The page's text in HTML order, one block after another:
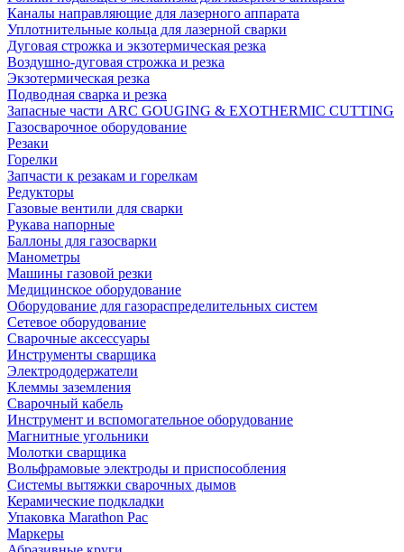
Каналы направляющие для лазерного аппарата
Уплотнительные кольца для лазерной сварки
Дуговая строжка и экзотермическая резка
Воздушно-дуговая строжка и резка
Экзотермическая резка
Подводная сварка и резка
Запасные части ARC GOUGING & EXOTHERMIC CUTTING
Газосварочное оборудование
Резаки
Горелки
Запчасти к резакам и горелкам
Редукторы
Газовые вентили для сварки
Рукава напорные
Баллоны для газосварки
Манометры
Машины газовой резки
Медицинское оборудование
Оборудование для газораспределительных систем
Сетевое оборудование
Сварочные аксессуары
Инструменты сварщика
Электрододержатели
Клеммы заземления
Сварочный кабель
Инструмент и вспомогательное оборудование
Магнитные угольники
Молотки сварщика
Вольфрамовые электроды и приспособления
Системы вытяжки сварочных дымов
Керамические подкладки
Упаковка Marathon Pac
Маркеры